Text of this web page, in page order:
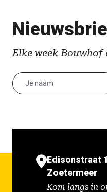
Elke week
Edisonstraat
Zoetermeer
Kom langs in